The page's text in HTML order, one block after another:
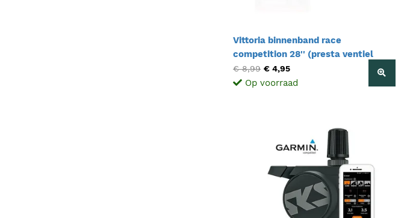
Vittoria binnenband race
competition 28'' (presta ventiel
48mm) 25/28
€ 8,99 € 4,95
Op voorraad